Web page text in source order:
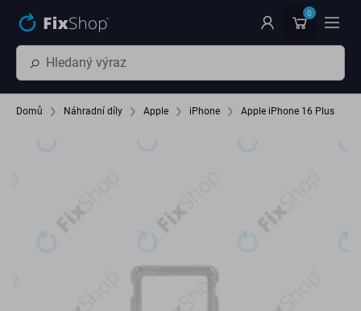
0
Domů Náhradní díly Apple iPhone Apple iPhone 16 Plus